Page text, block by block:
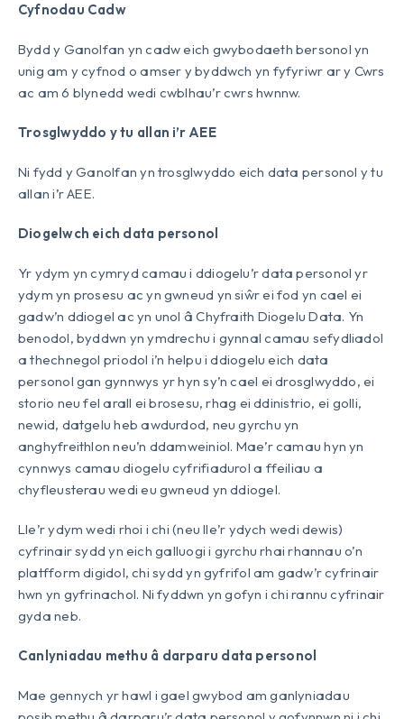
Cyfnodau Cadw
Bydd y Ganolfan yn cadw eich gwybodaeth bersonol yn
unig am y cyfnod o amser y byddwch yn fyfyriwr ar y Cwrs
ac am 6 blynedd wedi cwblhau’r cwrs hwnnw.
Trosglwyddo y tu allan i’r AEE
Ni fydd y Ganolfan yn trosglwyddo eich data personol y tu
allan i’r AEE.
Diogelwch eich data personol
Yr ydym yn cymryd camau i ddiogelu’r data personol yr
ydym yn prosesu ac yn gwneud yn siŵr ei fod yn cael ei
gadw’n ddiogel ac yn unol â Chyfraith Diogelu Data. Yn
benodol, byddwn yn ymdrechu i gynnal camau sefydliadol
a thechnegol priodol i’n helpu i ddiogelu eich data
personol gan gynnwys yr hyn sy’n cael ei drosglwyddo, ei
storio neu fel arall ei brosesu, rhag ei ddinistrio, ei golli,
newid, datgelu heb awdurdod, neu gyrchu yn
anghyfreithlon neu’n ddamweiniol. Mae’r camau hyn yn
cynnwys camau diogelu cyfrifiadurol a ffeiliau a
chyfleusterau wedi eu gwneud yn ddiogel.
Lle’r ydym wedi rhoi i chi (neu lle’r ydych wedi dewis)
cyfrinair sydd yn eich galluogi i gyrchu rhai rhannau o’n
platfform digidol, chi sydd yn gyfrifol am gadw’r cyfrinair
hwn yn gyfrinachol. Ni fyddwn yn gofyn i chi rannu cyfrinair
gyda neb.
Canlyniadau methu â darparu data personol
Mae gennych yr hawl i gael gwybod am ganlyniadau